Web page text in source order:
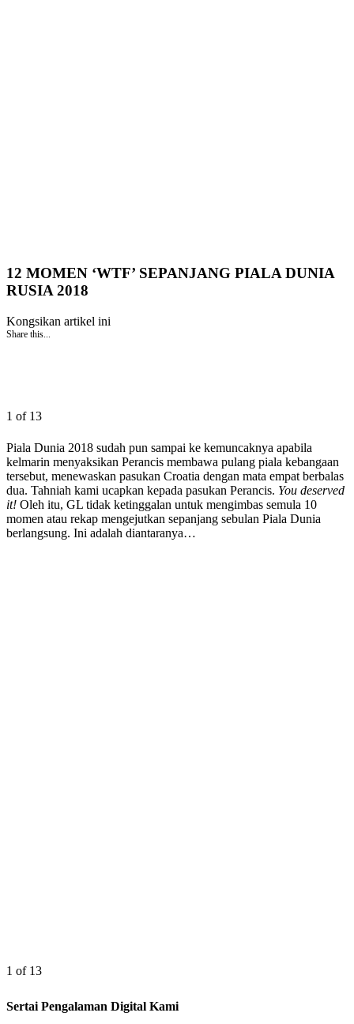
12 MOMEN ‘WTF’ SEPANJANG PIALA DUNIA
RUSIA 2018
Kongsikan artikel ini
Share this...
1 of 13
Piala Dunia 2018 sudah pun sampai ke kemuncaknya apabila
kelmarin menyaksikan Perancis membawa pulang piala kebangaan
tersebut, menewaskan pasukan Croatia dengan mata empat berbalas
dua. Tahniah kami ucapkan kepada pasukan Perancis. You deserved
it! Oleh itu, GL tidak ketinggalan untuk mengimbas semula 10
momen atau rekap mengejutkan sepanjang sebulan Piala Dunia
berlangsung. Ini adalah diantaranya…
1 of 13
Sertai Pengalaman Digital Kami